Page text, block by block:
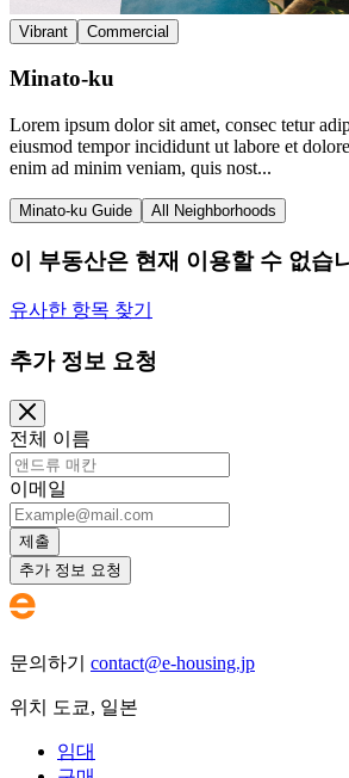
Vibrant Commercial
Minato-ku
Lorem ipsum dolor sit amet, consec tetur
eiusmod tempor incididunt ut labore et
enim ad minim veniam, quis nost...
Minato-ku Guide All Neighborhoods
이 부동산은 현재 이용할 수 없습
유사한 항목 찾기
추가 정보 요청
전체 이름
이메일
제출
추가 정보 요청
문의하기 contact@e-housing.jp
위치 도쿄, 일본
임대